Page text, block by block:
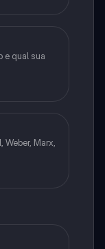
e qual sua
Marx,